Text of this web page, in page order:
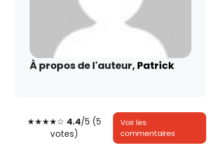
À propos de l'auteur, Patrick
★★★★☆ 4.4/5 (5
votes)
Voir les
commentaires